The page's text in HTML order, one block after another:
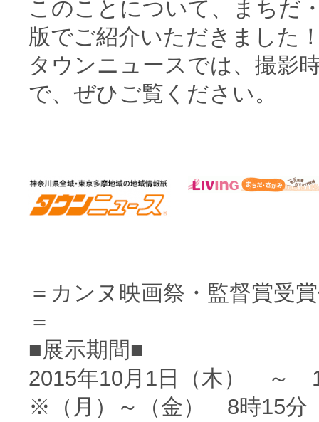
このことについて、まちだ
版でご紹介いただきました
タウンニュースでは、撮影
で、ぜひご覧ください。
＝カンヌ映画祭・監督賞受
＝
■展示期間■
2015年10月1日（木） ～
※（月）～（金） 8時